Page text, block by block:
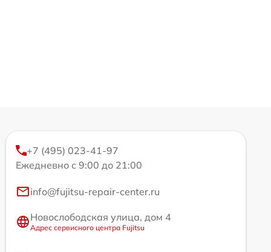
+7 (495) 023-41-97
Ежедневно с 9:00 до 21:00
info@fujitsu-repair-center.ru
Новослободская улица, дом 4
Адрес сервисного центра Fujitsu